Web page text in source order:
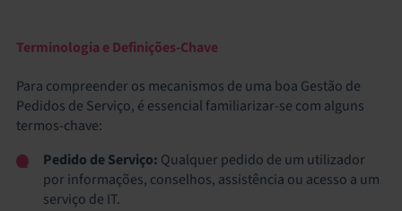
Terminologia e Definições-Chave
Para compreender os mecanismos de uma boa Gestão de
Pedidos de Serviço, é essencial familiarizar-se com alguns
termos-chave:
Pedido de Serviço: Qualquer pedido de um utilizador
por informações, conselhos, assistência ou acesso a um
serviço de IT.